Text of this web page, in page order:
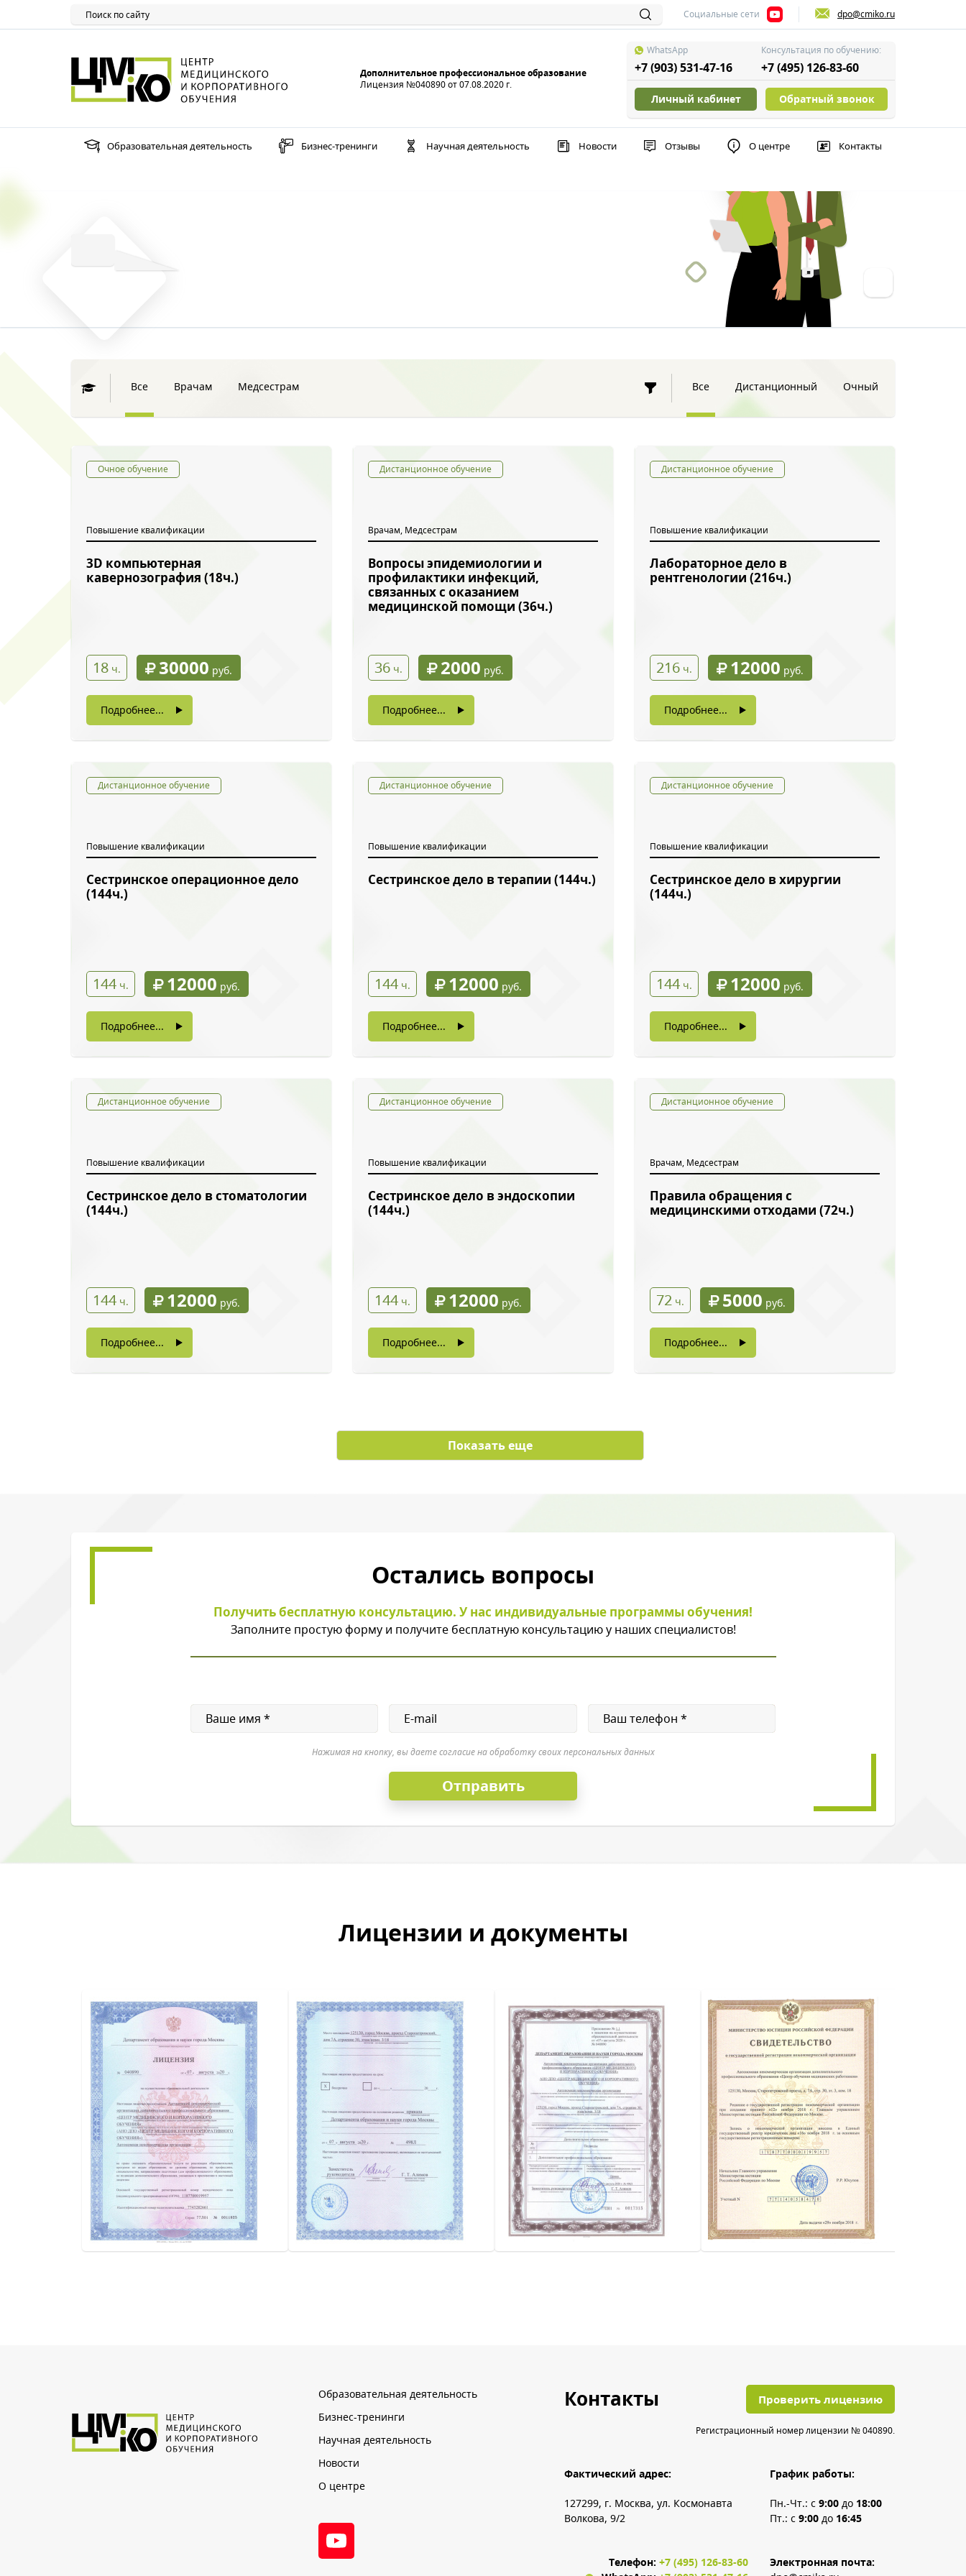
Социальные сети dpo@cmiko.ru
Дополнительное профессиональное образование
Лицензия №040890 от 07.08.2020 г.
WhatsApp
+7 (903) 531-47-16
Консультация по обучению:
+7 (495) 126-83-60
Личный кабинет Обратный звонок
Образовательная деятельность Бизнес-тренинги Научная деятельность Новости Отзывы О центре Контакты
Все Врачам Медсестрам Все Дистанционный Очный
Очное обучение
Повышение квалификации
3D компьютерная
кавернозография (18ч.)
18 ч. 30000 руб.
Подробнее...
Дистанционное обучение
Врачам, Медсестрам
Вопросы эпидемиологии и
профилактики инфекций,
связанных с оказанием
медицинской помощи (36ч.)
36 ч. 2000 руб.
Подробнее...
Дистанционное обучение
Повышение квалификации
Лабораторное дело в
рентгенологии (216ч.)
216 ч. 12000 руб.
Подробнее...
Дистанционное обучение
Повышение квалификации
Сестринское операционное дело
(144ч.)
144 ч. 12000 руб.
Подробнее...
Дистанционное обучение
Повышение квалификации
Сестринское дело в терапии (144ч.)
144 ч. 12000 руб.
Подробнее...
Дистанционное обучение
Повышение квалификации
Сестринское дело в хирургии
(144ч.)
144 ч. 12000 руб.
Подробнее...
Дистанционное обучение
Повышение квалификации
Сестринское дело в стоматологии
(144ч.)
144 ч. 12000 руб.
Подробнее...
Дистанционное обучение
Повышение квалификации
Сестринское дело в эндоскопии
(144ч.)
144 ч. 12000 руб.
Подробнее...
Дистанционное обучение
Врачам, Медсестрам
Правила обращения с
медицинскими отходами (72ч.)
72 ч. 5000 руб.
Подробнее...
Показать еще
Остались вопросы
Получить бесплатную консультацию. У нас индивидуальные программы обучения!
Заполните простую форму и получите бесплатную консультацию у наших специалистов!
Нажимая на кнопку, вы даете согласие на обработку своих персональных данных
Лицензии и документы
Обратный звонок
Образовательная деятельность
Бизнес-тренинги
Научная деятельность
Новости
О центре
Контакты Проверить лицензию
Регистрационный номер лицензии № 040890.
Фактический адрес:
127299, г. Москва, ул. Космонавта
Волкова, 9/2
График работы:
Пн.-Чт.: с 9:00до 18:00
Пт.: с 9:00до 16:45
Телефон: +7 (495) 126-83-60
Электронная почта: